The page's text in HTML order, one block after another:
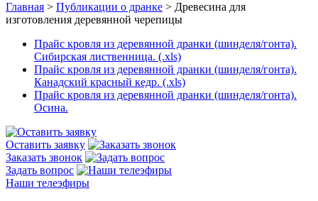
Главная > Публикации о дранке > Древесина для
изготовления деревянной черепицы
Прайс кровля из деревянной дранки (шинделя/гонта).
Сибирская лиственница. (.xls)
Прайс кровля из деревянной дранки (шинделя/гонта).
Канадский красный кедр. (.xls)
Прайс кровля из деревянной дранки (шинделя/гонта).
Осина.
Оставить заявку
Заказать звонок
Задать вопрос
Наши телеэфиры